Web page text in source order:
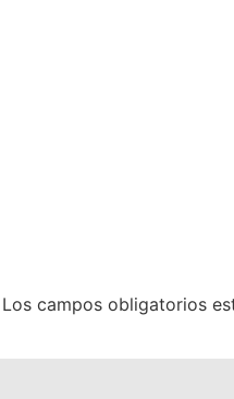
Los campos obligatorios